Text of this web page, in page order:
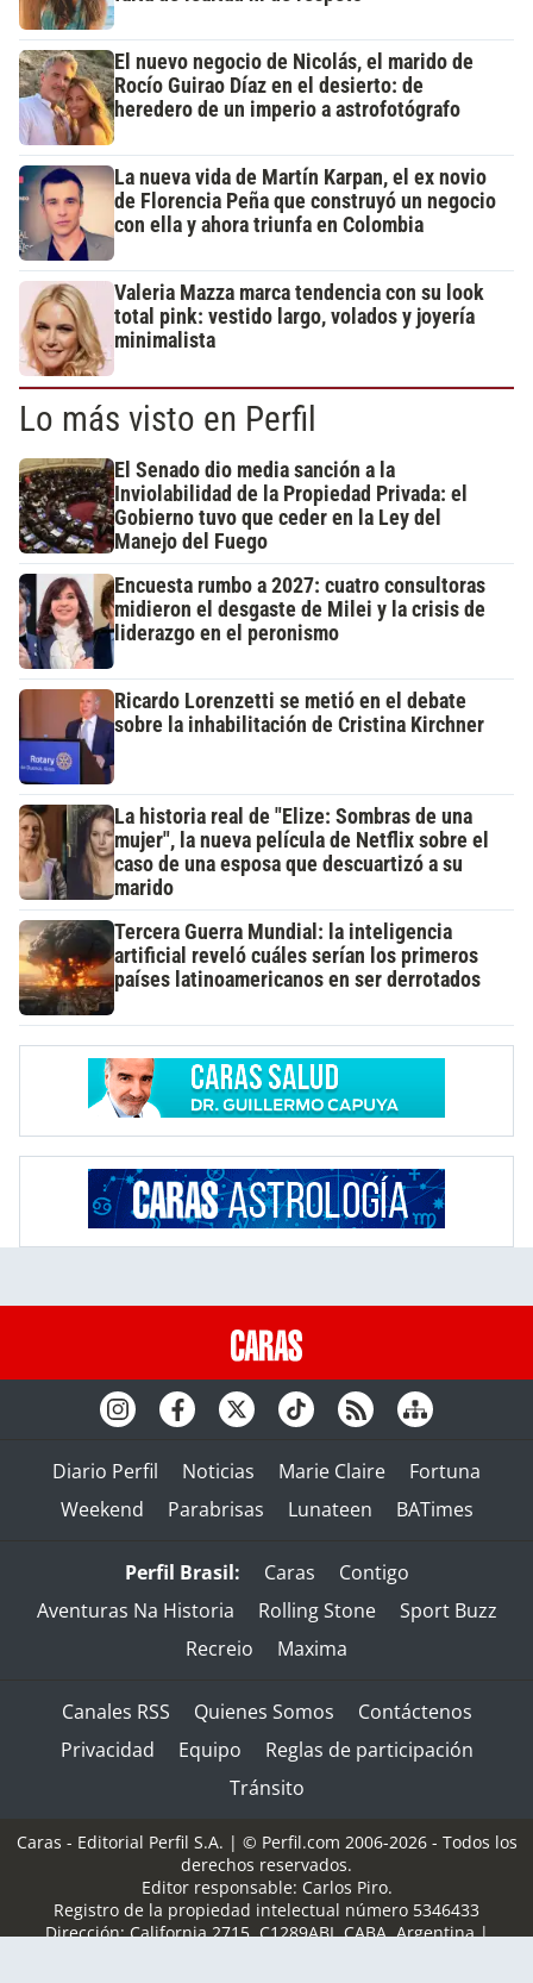
El nuevo negocio de Nicolás, el marido de
Rocío Guirao Díaz en el desierto: de
heredero de un imperio a astrofotógrafo
La nueva vida de Martín Karpan, el ex novio
de Florencia Peña que construyó un negocio
con ella y ahora triunfa en Colombia
Valeria Mazza marca tendencia con su look
total pink: vestido largo, volados y joyería
minimalista
Lo más visto en Perfil
El Senado dio media sanción a la
Inviolabilidad de la Propiedad Privada: el
Gobierno tuvo que ceder en la Ley del
Manejo del Fuego
Encuesta rumbo a 2027: cuatro consultoras
midieron el desgaste de Milei y la crisis de
liderazgo en el peronismo
Ricardo Lorenzetti se metió en el debate
sobre la inhabilitación de Cristina Kirchner
La historia real de "Elize: Sombras de una
mujer", la nueva película de Netflix sobre el
caso de una esposa que descuartizó a su
marido
Tercera Guerra Mundial: la inteligencia
artificial reveló cuáles serían los primeros
países latinoamericanos en ser derrotados
Diario Perfil Noticias Marie Claire
Fortuna
Weekend
Parabrisas Lunateen BATimes
Perfil Brasil: Caras
Contigo
Aventuras Na Historia
Rolling Stone
Sport Buzz
Recreio
Maxima
Canales RSS Quienes Somos
Contáctenos
Privacidad
Equipo
Reglas de participación
Tránsito
Caras - Editorial Perfil S.A. | © Perfil.com 2006-2026 - Todos los
derechos reservados.
Editor responsable: Carlos Piro.
Registro de la propiedad intelectual número 5346433
Dirección:California 2715,C1289ABI,CABA, Argentina|